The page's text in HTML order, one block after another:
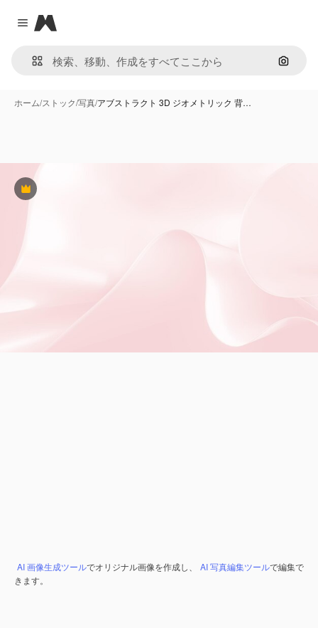
Close menu
Magnific
画像で
ホーム/ストック/写真/アブストラクト 3D ジオメトリック 背…
Premium
AI 画像生成ツールでオリジナル画像を作成し、 AI 写真編集ツールで編集で
きます。